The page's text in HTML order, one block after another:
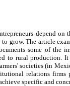
depend
grow. The article
some of the
to rural production.
societies (in
relations
specific and